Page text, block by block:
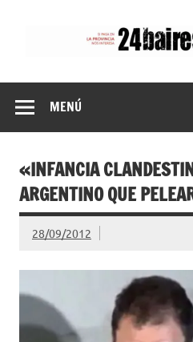
MENÚ
«INFANCIA
ARGENTINO QUE
28/09/2012